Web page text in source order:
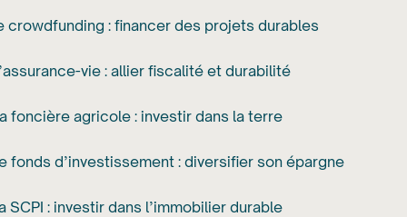
crowdfunding : financer des projets durables
vie : allier fiscalité et durabilité
foncière agricole : investir dans la terre
fonds d’investissement : diversifier son épargne
SCPI : investir dans l’immobilier durable